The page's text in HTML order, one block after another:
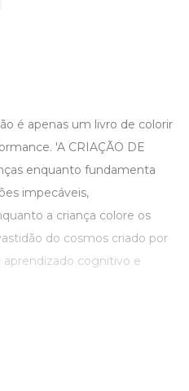
é apenas um livro de colorir
'A CRIAÇÃO DE
enquanto fundamenta
impecáveis,
a criança colore os
do cosmos criado por
aprendizado cognitivo e